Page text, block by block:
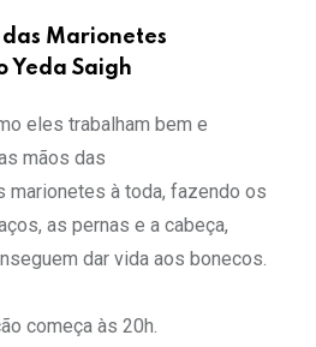
Marionetes
Yeda Saigh
eles trabalham bem e
mãos das
marionetes à toda, fazendo os
as pernas e a cabeça,
dar vida aos bonecos.
começa às 20h.